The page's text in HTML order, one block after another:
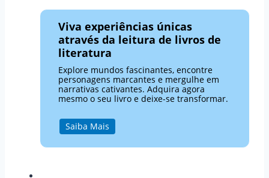
Viva experiências únicas
através da leitura de livros de
literatura
Explore mundos fascinantes, encontre
personagens marcantes e mergulhe em
narrativas cativantes. Adquira agora
mesmo o seu livro e deixe-se transformar.
Saiba Mais